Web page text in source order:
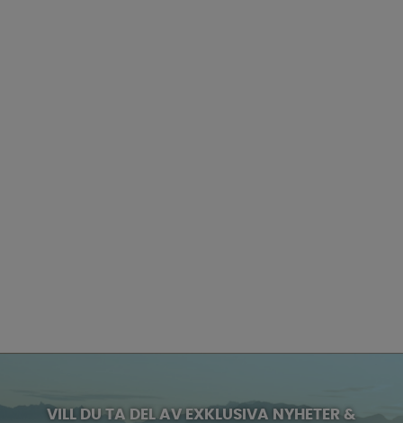
VILL DU TA DEL AV EXKLUSIVA NYHETER &